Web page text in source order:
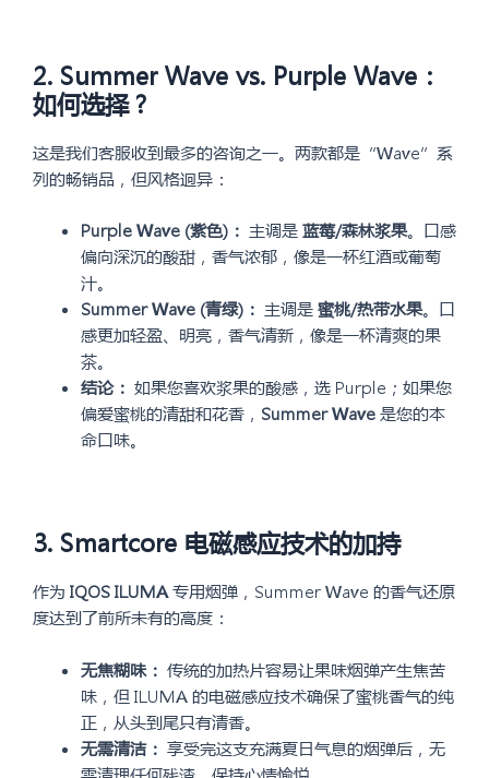
2. Summer Wave vs. Purple Wave：
如何选择？
这是我们客服收到最多的咨询之一。两款都是“Wave”系
列的畅销品，但风格迥异：
Purple Wave (紫色)： 主调是 蓝莓/森林浆果。口感
偏向深沉的酸甜，香气浓郁，像是一杯红酒或葡萄
汁。
Summer Wave (青绿)： 主调是 蜜桃/热带水果。口
感更加轻盈、明亮，香气清新，像是一杯清爽的果
茶。
结论： 如果您喜欢浆果的酸感，选 Purple；如果您
偏爱蜜桃的清甜和花香， Summer Wave是您的本
命口味。
3. Smartcore 电磁感应技术的加持
作为 IQOS ILUMA专用烟弹，Summer Wave 的香气还原
度达到了前所未有的高度：
无焦糊味： 传统的加热片容易让果味烟弹产生焦苦
味，但 ILUMA 的电磁感应技术确保了蜜桃香气的纯
正，从头到尾只有清香。
无需清洁： 享受完这支充满夏日气息的烟弹后，无